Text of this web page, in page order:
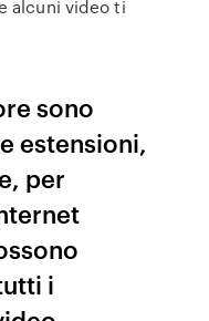
alcuni video ti
sono
estensioni,
per
i